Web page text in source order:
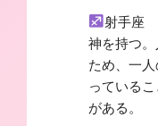
射手座
神を持つ
ため、一
っている
がある。